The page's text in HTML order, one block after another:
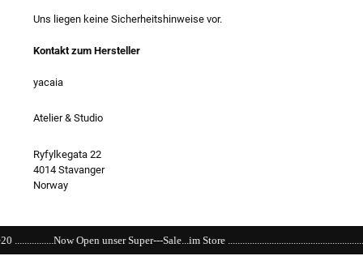
Uns liegen keine Sicherheitshinweise vor.
Kontakt zum Hersteller
yacaia
Atelier & Studio
Ryfylkegata 22
4014 Stavanger
Norway
unser Super---Sale...im Store